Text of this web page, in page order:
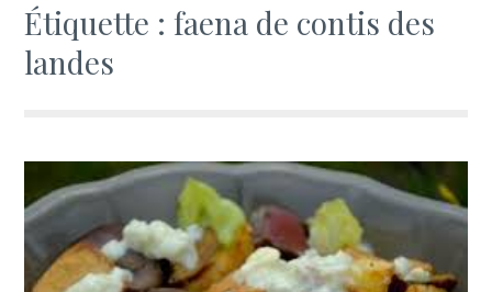
Étiquette :faena de contis des
landes